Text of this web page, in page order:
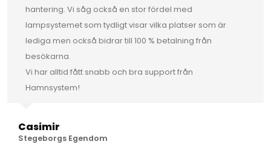
hantering. Vi såg också en stor fördel med
lampsystemet som tydligt visar vilka platser som är
lediga men också bidrar till 100 % betalning från
besökarna.
Vi har alltid fått snabb och bra support från
Hamnsystem!
Casimir
Stegeborgs Egendom